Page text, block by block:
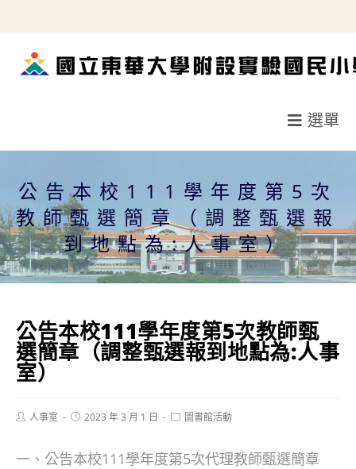
轉
選單
公告本校111學年度第5次
教師甄選簡章（調整甄選報
到地點為:人事室）
公告本校111學年度第5次教師甄
選簡章（調整甄選報到地點為:人事
室）
Post人事室
Post2023 年 3 月 1 日
Post圖書館活動
一、公告本校111學年度第5次代理教師甄選簡章